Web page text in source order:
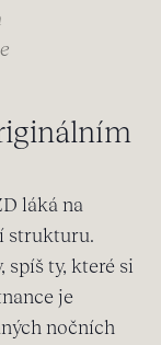
láká na
strukturu.
spíš ty, které si
je
nočních